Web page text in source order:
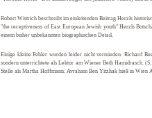
Robert Wistrich beschreibt im einleitenden Beitrag Herzls
"the receptiveness of East European Jewish youth" Herzls
einem bisher unbekannten biographischen Detail.
Einige kleine Fehler wurden leider nicht vermieden. Richard
sondern unterrichtete als Lektor am Wiener Beth Hamidrasch.
Stelle als Martha Hoffmann. Avraham Ben Yitzhak hieß in Wien